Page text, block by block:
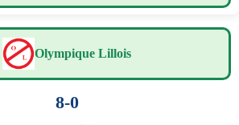
Olympique Lillois
8-0